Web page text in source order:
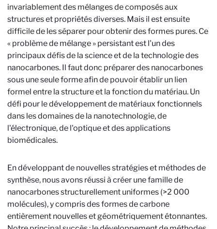
invariablement des mélanges de composés aux
structures et propriétés diverses. Mais il est ensuite
difficile de les séparer pour obtenir des formes pures. Ce
« problème de mélange » persistant est l'un des
principaux défis de la science et de la technologie des
nanocarbones. Il faut donc préparer des nanocarbones
sous une seule forme afin de pouvoir établir un lien
formel entre la structure et la fonction du matériau. Un
défi pour le développement de matériaux fonctionnels
dans les domaines de la nanotechnologie, de
l'électronique, de l'optique et des applications
biomédicales.
En développant de nouvelles stratégies et méthodes de
synthèse, nous avons réussi à créer une famille de
nanocarbones structurellement uniformes (>2 000
molécules), y compris des formes de carbone
entièrement nouvelles et géométriquement étonnantes.